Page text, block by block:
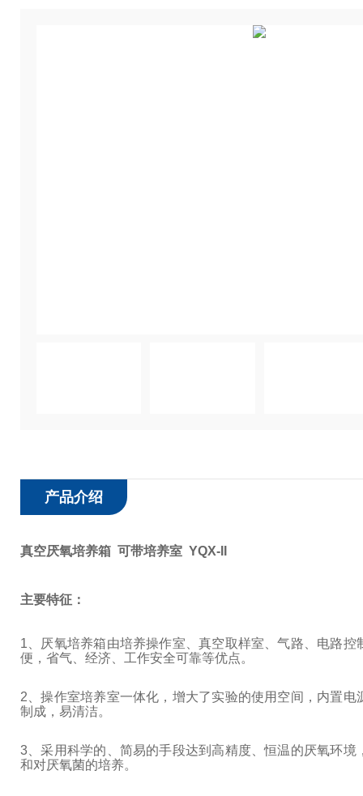
产品介绍
真空厌氧培养箱 可带培养室 YQX-II
主要特征：
1 、厌氧培养箱由培养操作室、真空取样室、气路、电路
便，省气、经济、工作安全可靠等优点。
2 、操作室培养室一体化，增大了实验的使用空间，内置
制成，易清洁。
3 、采用科学的、简易的手段达到高精度、恒温的厌氧环
和对厌氧菌的培养。